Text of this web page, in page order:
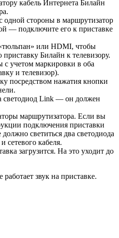
кабель Интернета Билайн
одной стороны в маршрутизатор
— подключите его к приставке
или HDMI, чтобы
Билайн к телевизору.
с учетом маркировки в оба
и телевизор).
посредством нажатия кнопки
светодиод Link — он должен
маршрутизатора. Если вы
подключения приставки
светиться два светодиода
сетевого кабеля.
загрузится. На это уходит до
звук на приставке.